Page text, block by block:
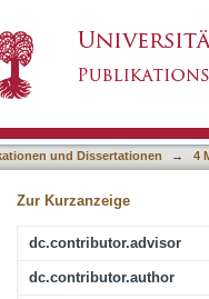
und Dissertationen → 4
Zur Kurzanzeige
dc.contributor.advisor
dc.contributor.author